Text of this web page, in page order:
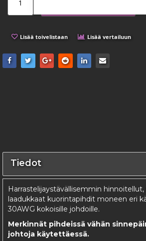
Lisää toivelistaan Lisää vertailuun
Tiedot
Harrastelijaystävällisemmin
laadukkaat kuorintapihdit moneen eri
30AWG kokoisille johdoille.
Merkinnät pihdeissä vähän
johtoja käytettäessä.